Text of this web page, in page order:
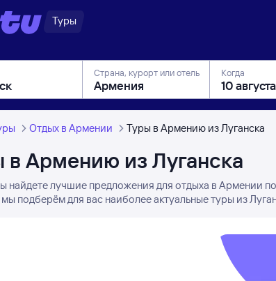
Туры
Страна, курорт или отель Когда
Отдых в Армении Туры в Армению из Луганска
в Армению из Луганска
найдете лучшие предложения для отдыха в Армении
подберём для вас наиболее актуальные туры из